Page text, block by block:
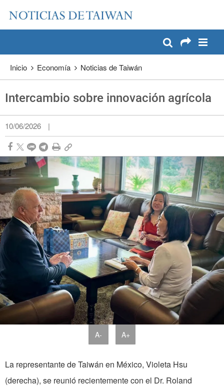
Pase a contenido principal
Inicio Economía Noticias de Taiwán
Intercambio sobre innovación agrícola
10/06/2026 |
A- A+
La representante de Taiwán en México, Violeta Hsu
(derecha), se reunió recientemente con el Dr. Roland